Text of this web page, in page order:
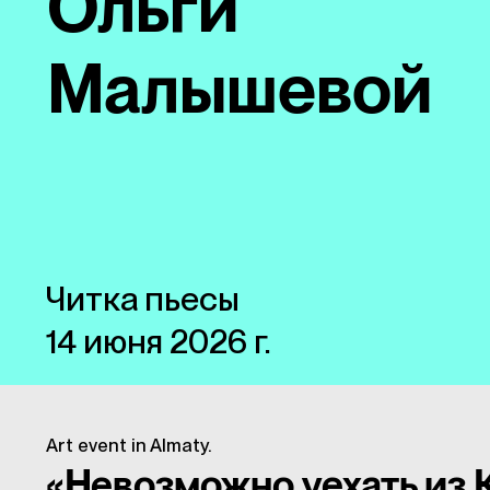
Малышевой
Читка пьесы
14 июня 2026 г.
Art event in Almaty.